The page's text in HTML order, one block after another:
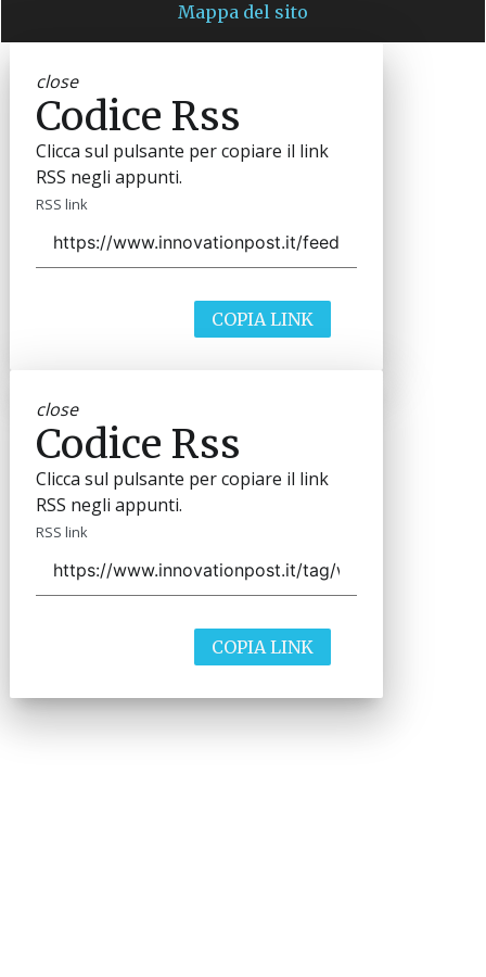
Mappa del sito
close
Codice Rss
Clicca sul pulsante per copiare il link
RSS negli appunti.
RSS link
COPIA LINK
close
Codice Rss
Clicca sul pulsante per copiare il link
RSS negli appunti.
RSS link
COPIA LINK